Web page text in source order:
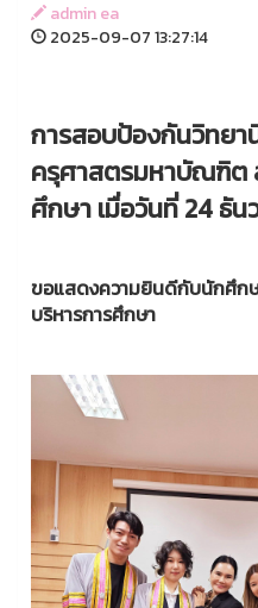
admin ea
2025-09-07 13:27:14
การสอบป้องกันวิทย
ครุศาสตรมหาบัณฑิต
ศึกษา เมื่อวันที่ 24 ธัน
ขอแสดงความยินดีกับนักศึก
บริหารการศึกษา